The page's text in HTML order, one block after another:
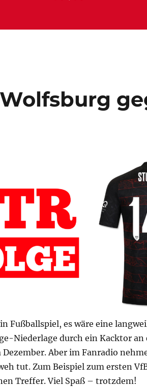
Fußballspiel, es wäre eine
Niederlage durch ein Kacktor
Aber im Fanradio
tut. Zum Beispiel zum ersten
Treffer. Viel Spaß – trotzdem!